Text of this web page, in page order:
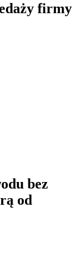
firmy
bez
od